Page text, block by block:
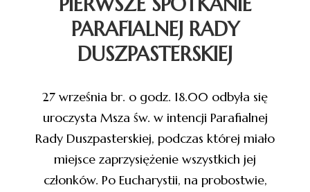
PARAFIALNEJ RADY
DUSZPASTERSKIEJ
27 września br. o godz. 18.00 odbyła się
uroczysta Msza św. w intencji Parafialnej
Rady Duszpasterskiej, podczas której miało
miejsce zaprzysiężenie wszystkich jej
członków. Po Eucharystii, na probostwie,